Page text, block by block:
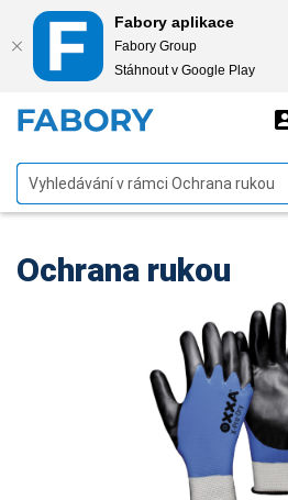
Fabory aplikace
Fabory Group
Stáhnout v Google Play
Zobrazit
Ochrana rukou